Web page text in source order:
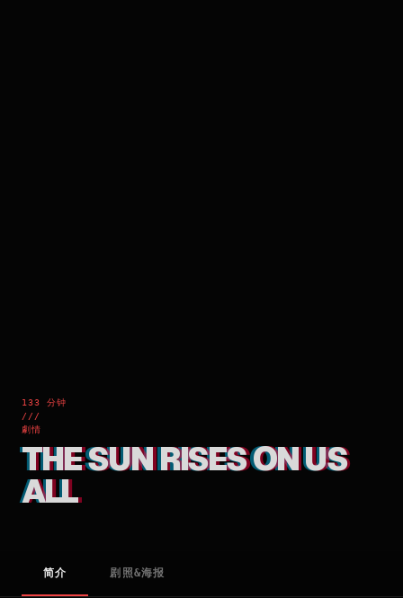
133 分钟
///
劇情
THE SUN RISES ON US
ALL
简介 剧照&海报